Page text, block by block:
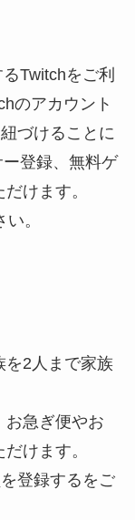
Twitchをご利
のアカウント
づけることに
登録、無料ゲ
けます。
。
を2人まで家族
お急ぎ便やお
けます。
登録するをご